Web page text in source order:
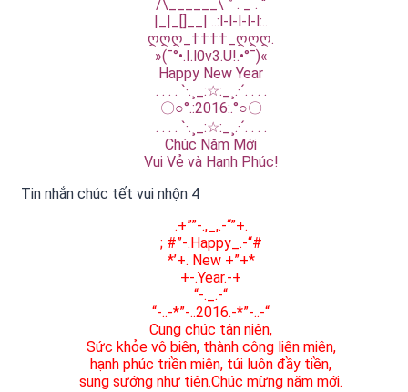
/\______\ ” . _ . “
|_|_[]__| ..:l-l-l-l-l:..
ღღღ_††††_ღღღ.
»(¯°•.I.l0v3.U!.•°¯)«
Happy New Year
. . . . `·.¸_:☆:_¸.·´. . . .
〇○°.:2016:.°○〇
. . . . `·.¸_:☆:_¸.·´. . . .
Chúc Năm Mới
Vui Vẻ và Hạnh Phúc!​
Tin nhắn chúc tết vui nhộn 4
.+””-.,_,.-“”+.
; #”-.Happy_.-“#
*’+. New +”+*
+-.Year.-+
“-._.-“
“-..-*”-..2016.-*”-..-“
Cung chúc tân niên,
Sức khỏe vô biên, thành công liên miên,
hạnh phúc triền miên, túi luôn đầy tiền,
sung sướng như tiên.Chúc mừng năm mới.